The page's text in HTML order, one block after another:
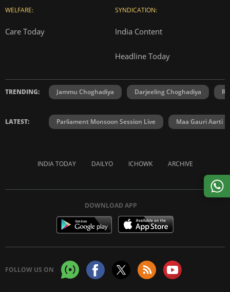
WELFARE:
Care Today
SYNDICATION:
India Content
Headline Today
TRENDING: Jammu Choghadiya Darjeeling Choghadiya
LATEST: Parliament Monsoon Session Live Maa Gauri Aarti
INDIA TODAY DAILYO ICHOWK ARCHIVE
DOWNLOAD APP
FOLLOW US ON